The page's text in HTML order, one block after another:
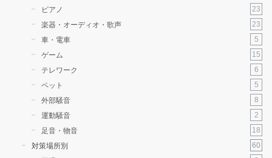
ピアノ
23
楽器・オーディオ・歌声
23
車・電車
5
ゲーム
15
テレワーク
6
ペット
5
外部騒音
8
運動騒音
2
足音・物音
18
対策場所別
60